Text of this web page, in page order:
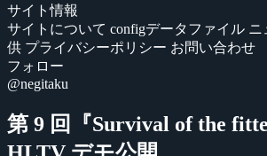
サイト情報
サイトについて configデータファイル ニ
供 プライバシーポリシー お問い合わせ
フォロー
@negitaku
第 9 回『Survival of the